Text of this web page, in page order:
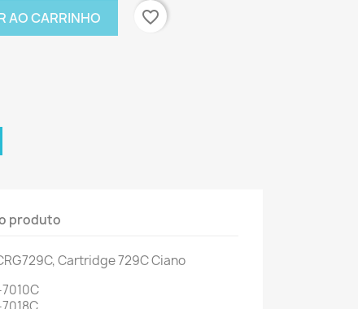
AO CARRINHO favorite_border
produto
Cartridge 729C Ciano